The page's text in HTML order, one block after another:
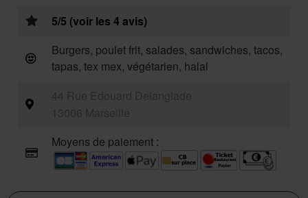
5/5 (voir les 4 avis)
Burgers, poulet frit, salades, sandwiches, tacos,
tapas, tex mex, végétarien, halal
Moyens de paiement :